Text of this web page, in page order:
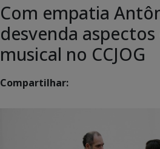
Com empatia
desvenda
musical no CCJOG
Compartilhar: